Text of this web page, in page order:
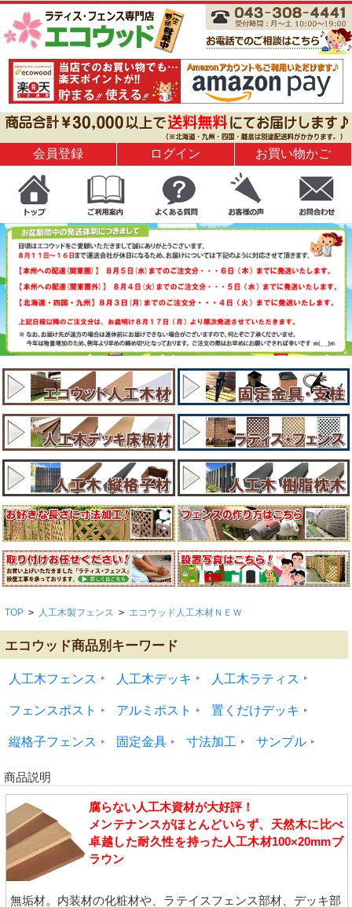
会員登録 ログイン お買い物かご
TOP > 人工木製フェンス > エコウッド人工木材ＮＥＷ
エコウッド商品別キーワード
人工木フェンス 人工木デッキ 人工木ラティス
フェンスポスト アルミポスト 置くだけデッキ
縦格子フェンス 固定金具 寸法加工 サンプル
商品説明
腐らない人工木資材が大好評！
メンテナンスがほとんどいらず、天然木に比べ
卓越した耐久性を持った人工木材100×20mmブ
ラウン
無垢材。内装材の化粧材や、ラテイスフェンス部材、デッキ部